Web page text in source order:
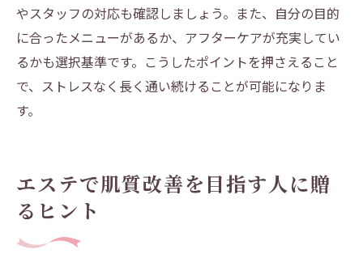
やスタッフの対応も確認しましょう。また、自分の目的
に合ったメニューがあるか、アフターケアが充実してい
るかも選択基準です。こうしたポイントを押さえること
で、ストレスなく長く通い続けることが可能になりま
す。
エステで肌質改善を目指す人に贈
るヒント